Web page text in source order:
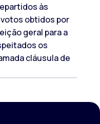
às
obtidos por
geral para a
os
cláusula de